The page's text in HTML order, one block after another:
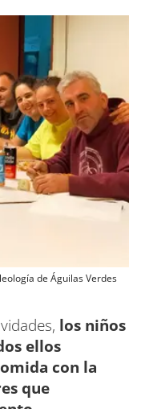
de Águilas Verdes
los niños
ellos
con la
que